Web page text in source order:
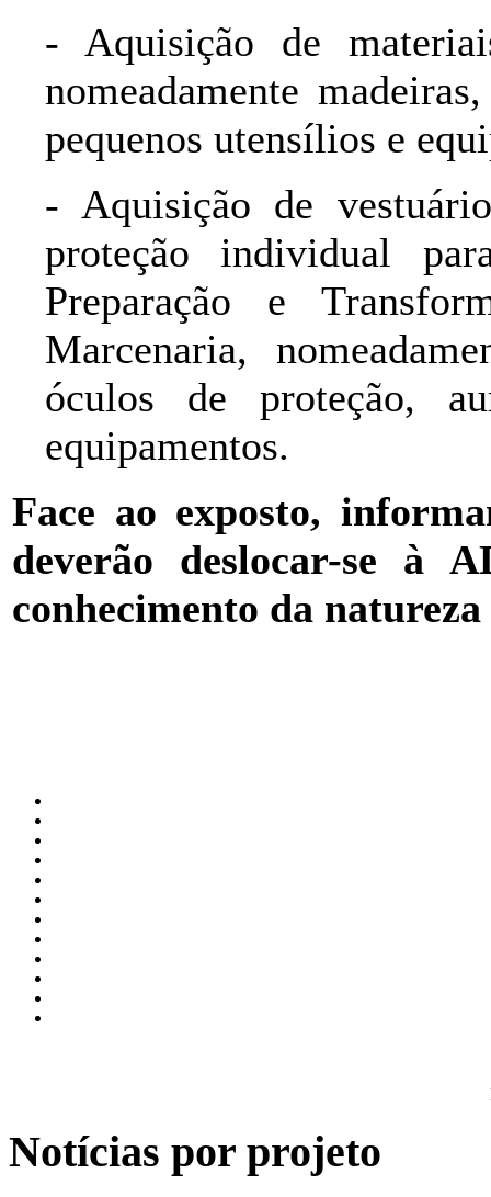
- Aquisição de
nomeadamente
pequenos utensílios e
- Aquisição de
proteção individual
Preparação e
Marcenaria,
óculos de proteção,
equipamentos.
Face ao exposto,
deverão deslocar-se à
conhecimento da
Notícias por projeto